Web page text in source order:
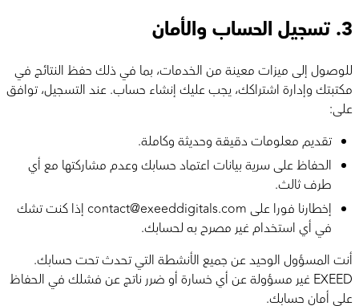
3. تسجيل الحساب والأمان
للوصول إلى ميزات معينة من الخدمات، بما في ذلك حفظ النتائج في
مكتبتك وإدارة اشتراكك، يجب عليك إنشاء حساب. عند التسجيل، توافق
على:
تقديم معلومات دقيقة وحديثة وكاملة.
الحفاظ على سرية بيانات اعتماد حسابك وعدم مشاركتها مع أي
طرف ثالث.
إخطارنا فورا على contact@exeeddigitals.com إذا كنت تشك
في أي استخدام غير مصرح به لحسابك.
أنت المسؤول الوحيد عن جميع الأنشطة التي تحدث تحت حسابك.
EXEED غير مسؤولة عن أي خسارة أو ضرر ناتج عن فشلك في الحفاظ
على أمان حسابك.